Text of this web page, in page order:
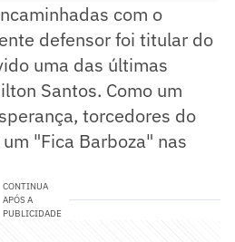
com o
defensor foi titular do
uma das últimas
Santos. Como um
torcedores do
"Fica Barboza" nas
CONTINUA
APÓS A
PUBLICIDADE